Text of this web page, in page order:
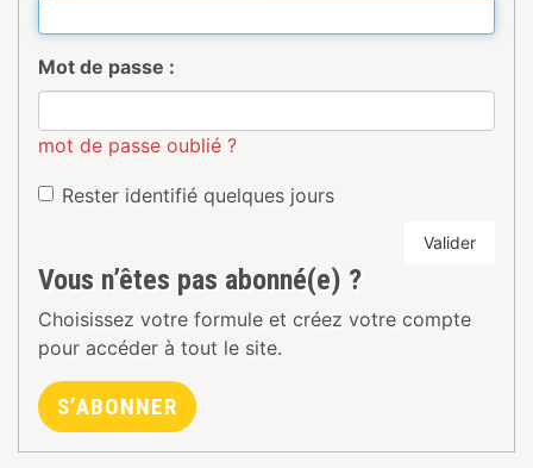
Mot de passe :
mot de passe oublié ?
Rester identifié quelques jours
Valider
Vous n’êtes pas abonné(e) ?
Choisissez votre formule et créez votre compte
pour accéder à tout le site.
S’ABONNER